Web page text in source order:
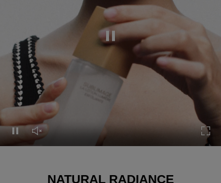
Tạm dừng video
Tạm dừng video
Mở tiếng video Mở
NATURAL RADIANCE